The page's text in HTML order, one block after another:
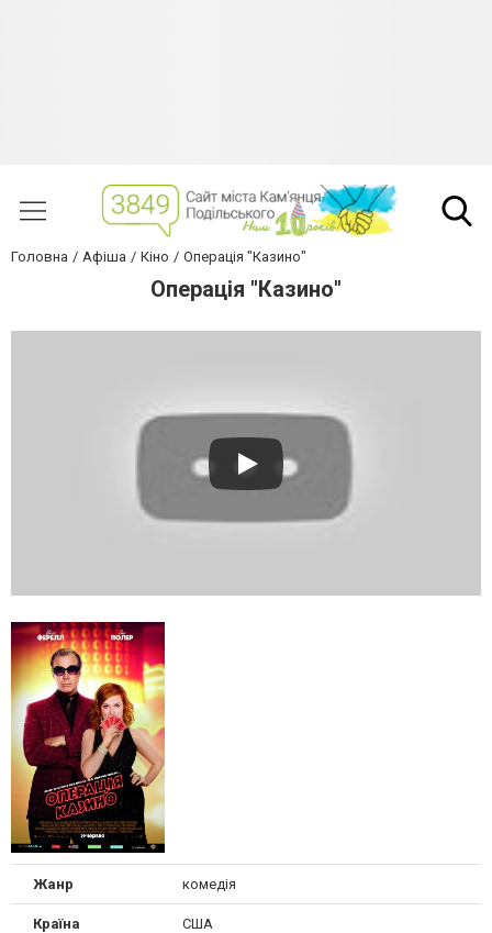
Головна Афіша Кіно Операція "Казино"
Операція "Казино"
Жанр комедія
Країна США